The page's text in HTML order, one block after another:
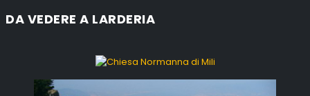
DA VEDERE A LARDERIA